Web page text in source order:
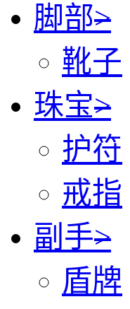
脚部>
靴子
珠宝>
护符
戒指
副手>
盾牌